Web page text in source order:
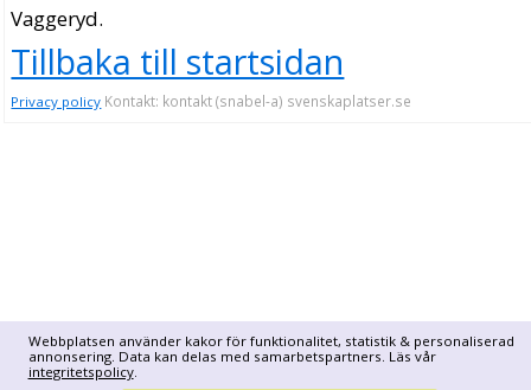
Webbplatsen använder kakor för funktionalitet, statistik & personaliserad
annonsering. Data kan delas med samarbetspartners. Läs vår
integritetspolicy.
Vaggeryd.
Tillbaka till startsidan
Privacy policy Kontakt: kontakt (snabel-a) svenskaplatser.se